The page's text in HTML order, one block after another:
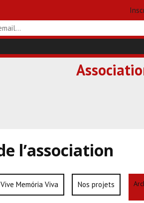
l’association
Memória Viva Nos projets